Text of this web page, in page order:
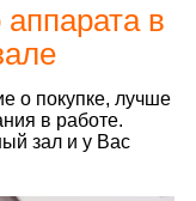
в
о покупке, лучше
в работе.
зал и у Вас